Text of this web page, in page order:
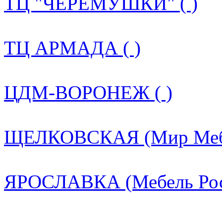
ТЦ АРМАДА ( )
ЦДМ-ВОРОНЕЖ ( )
ЩЕЛКОВСКАЯ (Мир
ЯРОСЛАВКА (Мебель